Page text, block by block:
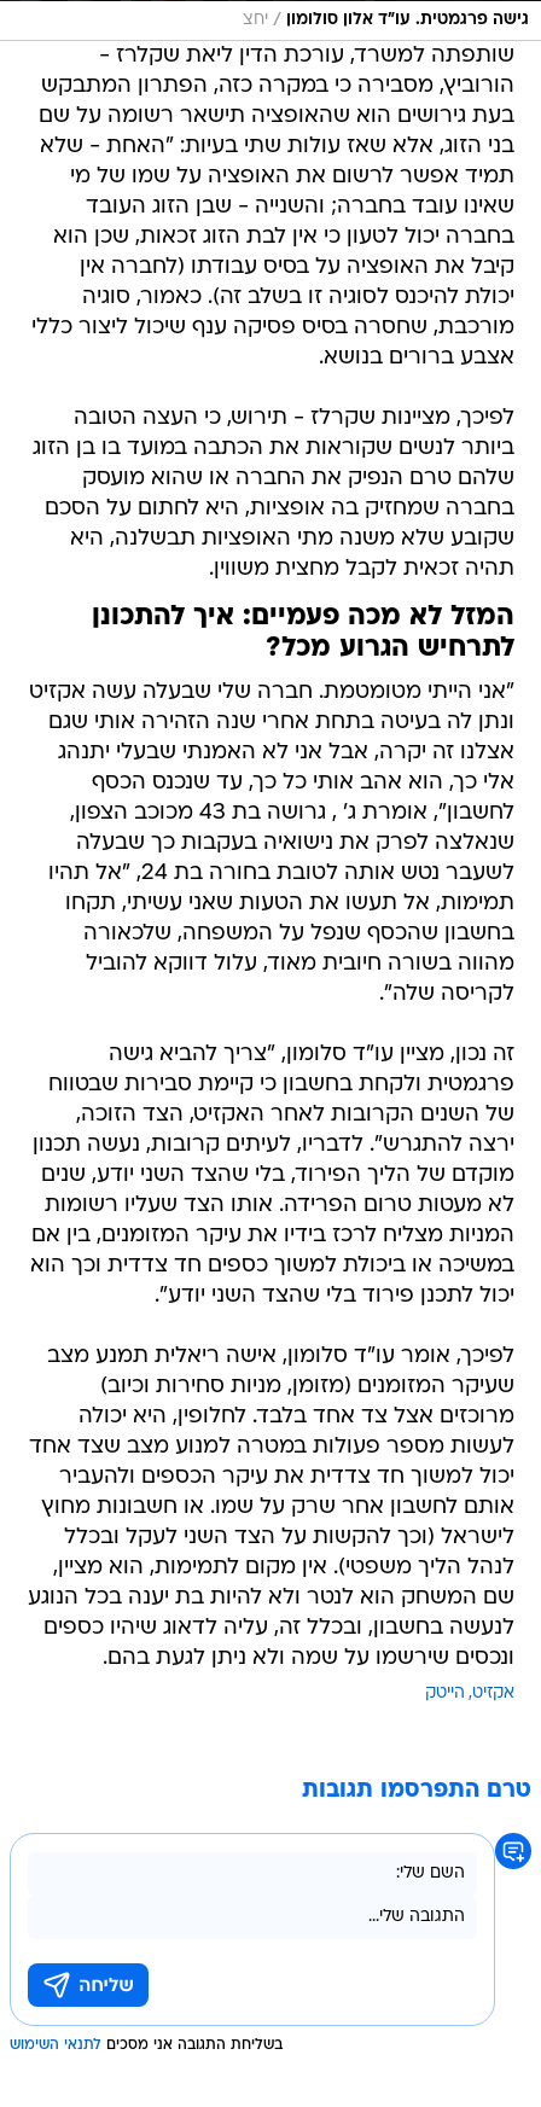
גישה פרגמטית. עו"ד אלון סולומון / יחצ
שותפתה למשרד, עורכת הדין ליאת שקלרז -
הורוביץ, מסבירה כי במקרה כזה, הפתרון המתבקש
בעת גירושים הוא שהאופציה תישאר רשומה על שם
בני הזוג, אלא שאז עולות שתי בעיות: "האחת - שלא
תמיד אפשר לרשום את האופציה על שמו של מי
שאינו עובד בחברה; והשנייה - שבן הזוג העובד
בחברה יכול לטעון כי אין לבת הזוג זכאות, שכן הוא
קיבל את האופציה על בסיס עבודתו (לחברה אין
יכולת להיכנס לסוגיה זו בשלב זה). כאמור, סוגיה
מורכבת, שחסרה בסיס פסיקה ענף שיכול ליצור כללי
אצבע ברורים בנושא.
לפיכך, מציינות שקרלז - תירוש, כי העצה הטובה
ביותר לנשים שקוראות את הכתבה במועד בו בן הזוג
שלהם טרם הנפיק את החברה או שהוא מועסק
בחברה שמחזיק בה אופציות, היא לחתום על הסכם
שקובע שלא משנה מתי האופציות תבשלנה, היא
תהיה זכאית לקבל מחצית משווין.
המזל לא מכה פעמיים: איך להתכונן
לתרחיש הגרוע מכל?
"אני הייתי מטומטמת. חברה שלי שבעלה עשה אקזיט
ונתן לה בעיטה בתחת אחרי שנה הזהירה אותי שגם
אצלנו זה יקרה, אבל אני לא האמנתי שבעלי יתנהג
אלי כך, הוא אהב אותי כל כך, עד שנכנס הכסף
לחשבון", אומרת ג' , גרושה בת 43 מכוכב הצפון,
שנאלצה לפרק את נישואיה בעקבות כך שבעלה
לשעבר נטש אותה לטובת בחורה בת 24, "אל תהיו
תמימות, אל תעשו את הטעות שאני עשיתי, תקחו
בחשבון שהכסף שנפל על המשפחה, שלכאורה
מהווה בשורה חיובית מאוד, עלול דווקא להוביל
לקריסה שלה".
זה נכון, מציין עו"ד סלומון, "צריך להביא גישה
פרגמטית ולקחת בחשבון כי קיימת סבירות שבטווח
של השנים הקרובות לאחר האקזיט, הצד הזוכה,
ירצה להתגרש". לדבריו, לעיתים קרובות, נעשה תכנון
מוקדם של הליך הפירוד, בלי שהצד השני יודע, שנים
לא מעטות טרום הפרידה. אותו הצד שעליו רשומות
המניות מצליח לרכז בידיו את עיקר המזומנים, בין אם
במשיכה או ביכולת למשוך כספים חד צדדית וכך הוא
יכול לתכנן פירוד בלי שהצד השני יודע".
לפיכך, אומר עו"ד סלומון, אישה ריאלית תמנע מצב
שעיקר המזומנים (מזומן, מניות סחירות וכיוב)
מרוכזים אצל צד אחד בלבד. לחלופין, היא יכולה
לעשות מספר פעולות במטרה למנוע מצב שצד אחד
יכול למשוך חד צדדית את עיקר הכספים ולהעביר
אותם לחשבון אחר שרק על שמו. או חשבונות מחוץ
לישראל (וכך להקשות על הצד השני לעקל ובכלל
לנהל הליך משפטי). אין מקום לתמימות, הוא מציין,
שם המשחק הוא לנטר ולא להיות בת יענה בכל הנוגע
לנעשה בחשבון, ובכלל זה, עליה לדאוג שיהיו כספים
ונכסים שירשמו על שמה ולא ניתן לגעת בהם.
אקזיט הייטק
טרם התפרסמו תגובות
בשליחת התגובה אני מסכים לתנאי השימוש